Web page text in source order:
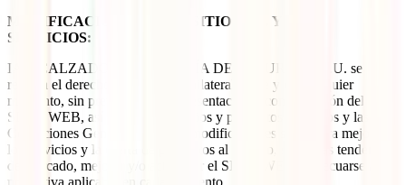
MODIFICACIONES EN EL SITIO WEB Y LOS
SERVICIOS:
IATI CALZADO CORREDURÍA DE SEGUROS S.L.U. se
reserva el derecho a modificar unilateralmente y en cualquier
momento, sin previo aviso, la presentación o configuración del
SITIO WEB, así como los servicios y productos ofrecidos y las
Condiciones Generales. Dichas modificaciones serán para mejorar
los servicios y la oferta de productos al usuario, según las tendencias
de mercado, mejorar y/o actualizar el SITIO WEB y adecuarse a la